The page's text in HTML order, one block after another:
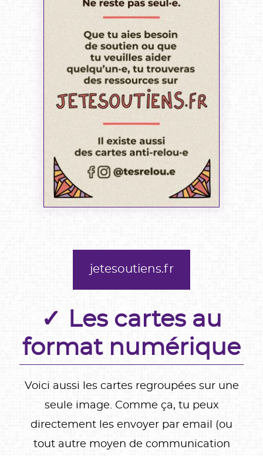
jetesoutiens.fr
Les cartes au
format numérique
Voici aussi les cartes regroupées sur une
seule image. Comme ça, tu peux
directement les envoyer par email (ou
tout autre moyen de communication